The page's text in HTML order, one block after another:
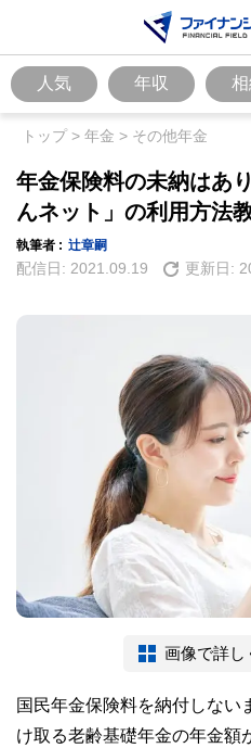
人気 年収
トップ> 年金 > その他年金
年金保険料の未納はあ
んネット」の利用方法
執筆者 : 辻章嗣
配信日: 2021.09.19 更新日:
画像で詳し
国民年金保険料を納付しない
け取る老齢基礎年金の年金額